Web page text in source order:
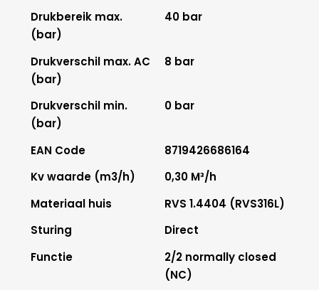
Drukbereik max.
(bar)
40 bar
Drukverschil max. AC
(bar)
8 bar
Drukverschil min.
(bar)
0 bar
EAN Code
8719426686164
Kv waarde (m3/h)
0,30 M³/h
Materiaal huis
RVS 1.4404 (RVS316L)
Sturing
Direct
Functie
2/2 normally closed
(NC)